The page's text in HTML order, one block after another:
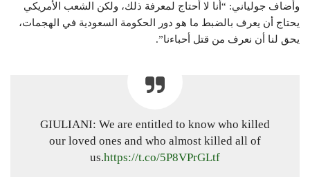
وأضاف جولياني: “أنا لا أحتاج لمعرفة ذلك، ولكن الشعب الأمريكي
يحتاج أن يعرف بالضبط ما هو دور الحكومة السعودية في الهجمات،
يحق لنا أن نعرف من قتل أحباءنا”.
GIULIANI: We are entitled to know who killed
our loved ones and who almost killed all of
us.https://t.co/5P8VPrGLtf